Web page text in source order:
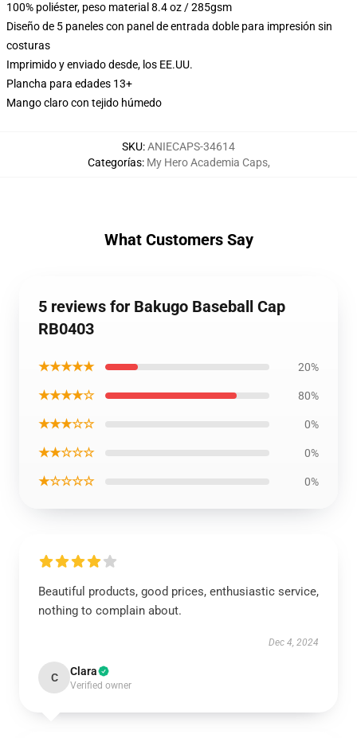
100% poliéster, peso material 8.4 oz / 285gsm
Diseño de 5 paneles con panel de entrada doble para impresión sin
costuras
Imprimido y enviado desde, los EE.UU.
Plancha para edades 13+
Mango claro con tejido húmedo
SKU:ANIECAPS-34614
Categorías: My Hero Academia Caps,
What Customers Say
5 reviews for Bakugo Baseball Cap
RB0403
★★★★★ 20%
★★★★☆ 80%
★★★☆☆ 0%
★★☆☆☆ 0%
★☆☆☆☆ 0%
Beautiful products, good prices, enthusiastic service,
nothing to complain about.
Dec 4, 2024
C Clara
Verified owner